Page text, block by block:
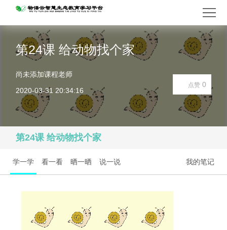
第24课 给动物找个家
尚未添加课程老师
2020-03-31 20:34:16
点赞0
第24课 给动物找个家
学一学 看一看 晒一晒 说一说 我的笔记